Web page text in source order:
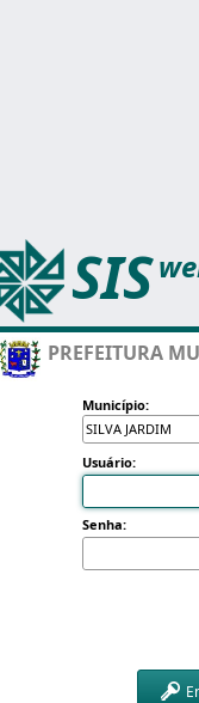
Usuário:
Senha:
Município:
PREFEITURA
SIS